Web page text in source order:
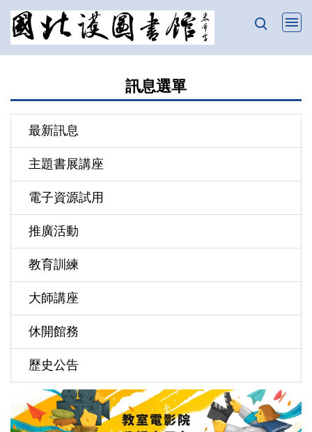
跳
到
訊息選單
最新訊息
主題書展講座
電子資源試用
推廣活動
教育訓練
大師講座
休開館務
歷史公告